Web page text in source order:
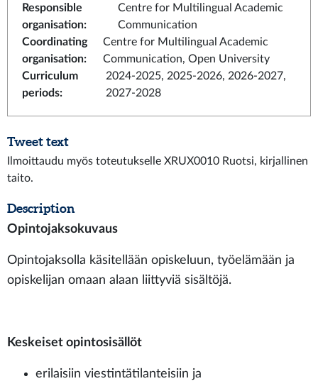
Responsible
organisation:
Centre for Multilingual Academic
Communication
Coordinating
organisation:
Centre for Multilingual Academic
Communication, Open University
Curriculum
periods:
2024-2025, 2025-2026, 2026-2027,
2027-2028
Tweet text
Ilmoittaudu myös toteutukselle XRUX0010 Ruotsi, kirjallinen
taito.
Description
Opintojaksokuvaus
Opintojaksolla käsitellään opiskeluun, työelämään ja
opiskelijan omaan alaan liittyviä sisältöjä.
Keskeiset opintosisällöt
erilaisiin viestintätilanteisiin ja